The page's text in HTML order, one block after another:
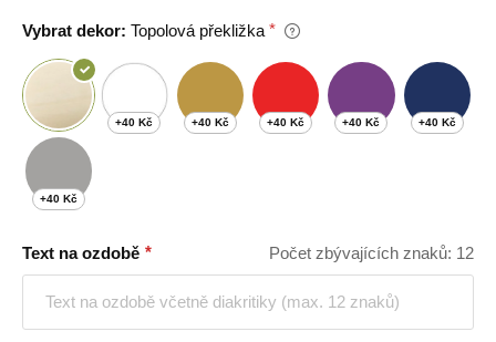
Vybrat dekor: Topolová překližka
+40 Kč +40 Kč +40 Kč +40 Kč +40 Kč
+40 Kč
Text na ozdobě Počet zbývajících znaků: 12